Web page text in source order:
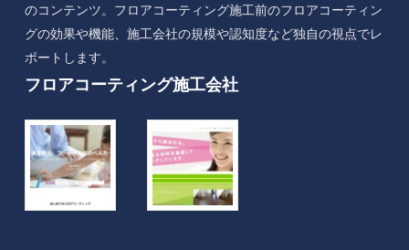
のコンテンツ。フロアコーティング施工前のフロアコーティン
グの効果や機能、施工会社の規模や認知度など独自の視点でレ
ポートします。
フロアコーティング施工会社